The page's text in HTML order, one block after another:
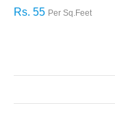
Rs. 55 Per Sq.Feet